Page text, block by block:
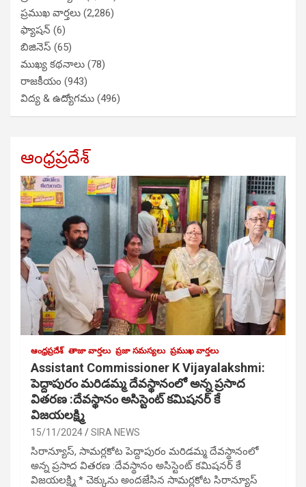
ప్రముఖ వార్తలు (2,286)
ఫ్యాషన్ (6)
బిజినెస్ (65)
ముఖ్య కథనాలు (78)
రాజకీయం (943)
విద్య & ఉద్యోగము (496)
ఆంధ్రప్రదేశ్
ఆంధ్రప్రదేశ్ తాజా వార్తలు ప్రజా సమస్యలు ప్రముఖ వార్తలు
Assistant Commissioner K Vijayalakshmi:
పెద్దాపురం మరిడమ్మ దేవస్థానంలో అన్న ప్రసాద
వితరణ :దేవస్థానం అసిస్టెంట్ కమిషనర్ కే
విజయలక్ష్మి
15/11/2024 SIRA NEWS
సిరాన్యూస్, సామర్లకోట పెద్దాపురం మరిడమ్మ దేవస్థానంలో
అన్న ప్రసాద వితరణ :దేవస్థానం అసిస్టెంట్ కమిషనర్ కే
విజయలక్ష్మి * చెక్కును అందజేసిన సామర్లకోట సిరాన్యూస్